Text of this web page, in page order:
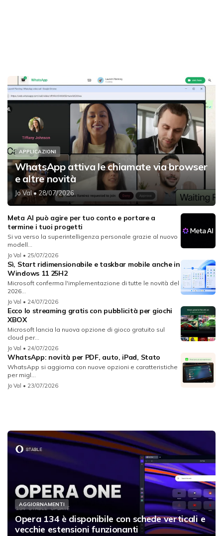
APPLICAZIONI
WhatsApp attiva le chiamate via browser
e altre novità
Jo Val• 28/07/2026
Meta AI può agire per tuo conto e portare a
termine i tuoi progetti
Si va verso la superintelligenza personale grazie al nuovo
modell...
Jo Val • 25/07/2026
Sì, Start ridimensionabile e taskbar mobile anche in
Windows 11 25H2
Microsoft conferma l'implementazione di tutte le novità del
2026...
Jo Val • 24/07/2026
Ecco lo streaming gratis con pubblicità per giochi
XBOX
Microsoft lancia la nuova opzione di gioco gratuito sul
cloud per...
Jo Val • 24/07/2026
WhatsApp: novità per PDF, auto, iPad, Stato
WhatsApp si aggiorna con nuove opzioni e caratteristiche
per migl...
Jo Val • 23/07/2026
AGGIORNAMENTI
Opera 134 è disponibile con schede verticali e
vecchie estensioni funzionanti